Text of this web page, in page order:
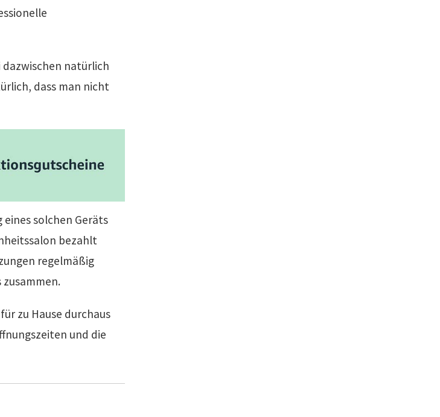
dazwischen natürlich
dass man nicht
eines solchen Geräts
bezahlt
regelmäßig
zu Hause durchaus
und die